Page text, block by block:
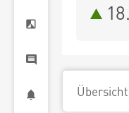
Übersicht